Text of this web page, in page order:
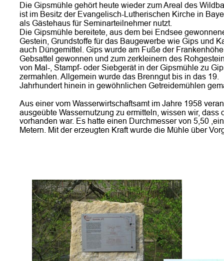
Die Gipsmühle gehört heute wieder zum Areal des
ist im Besitz der Evangelisch-Lutherischen Kirche in
als Gästehaus für Seminarteilnehmer nutzt.
Die Gipsmühle bereitete, aus dem bei Endsee
Gestein, Grundstoffe für das Baugewerbe wie Gips und
auch Düngemittel. Gips wurde am Fuße der
Gebsattel gewonnen und zum zerkleinern des
von Mal-, Stampf- oder Siebgerät in der Gipsmühle zu
zermahlen. Allgemein wurde das Brenngut bis in das 19.
Jahrhundert hinein in gewöhnlichen Getreidemühlen
Aus einer vom Wasserwirtschaftsamt im Jahre 1958
ausgeübte Wassernutzung zu ermitteln, wissen wir,
vorhanden war. Es hatte einen Durchmesser von 5,50
Metern. Mit der erzeugten Kraft wurde die Mühle über